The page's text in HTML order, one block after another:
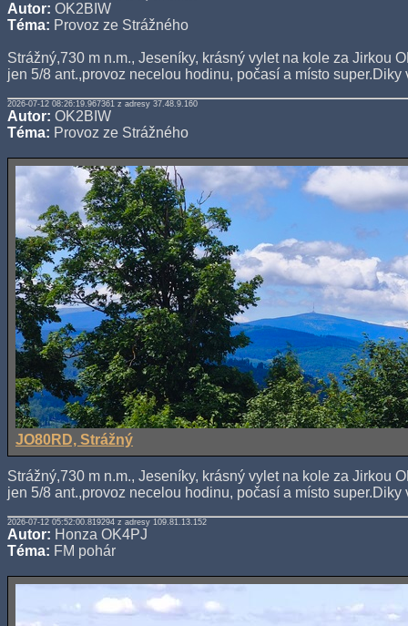
Autor: OK2BIW
Téma: Provoz ze Strážného
Strážný,730 m n.m., Jeseníky, krásný vylet na kole za Jirkou
jen 5/8 ant.,provoz necelou hodinu, počasí a místo super.Diky
2026-07-12 08:26:19.967361 z adresy 37.48.9.160
Autor: OK2BIW
Téma: Provoz ze Strážného
JO80RD, Strážný
Strážný,730 m n.m., Jeseníky, krásný vylet na kole za Jirkou
jen 5/8 ant.,provoz necelou hodinu, počasí a místo super.Diky
2026-07-12 05:52:00.819294 z adresy 109.81.13.152
Autor: Honza OK4PJ
Téma: FM pohár